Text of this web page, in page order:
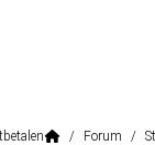
/ Forum /